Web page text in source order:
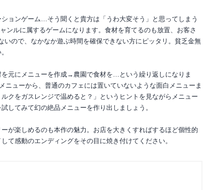
ョンゲーム…そう聞くと貴方は「うわ大変そう」と思ってしまう
ンルに属するゲームになります。食材を育てるのも放置、お客さ
ので、なかなか遊ぶ時間を確保できない方にピッタリ。貧乏金無
元にメニューを作成→農園で食材を…という繰り返しになりま
ューから、普通のカフェには置いていないような面白メニューま
クをガスレンジで温めると？」というヒントを見ながらメニュー
してみて幻の絶品メニューを作り出しましょう。
が楽しめるのも本作の魅力。お店を大きくすればするほど個性的
て感動のエンディングをその目に焼き付けてください。